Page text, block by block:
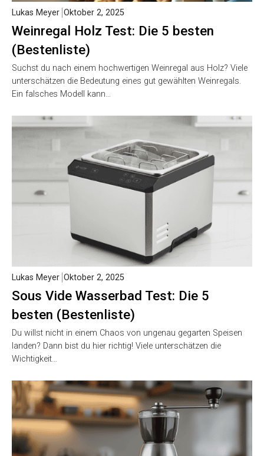
Weinregal Holz Test: Die 5 besten
(Bestenliste)
Lukas Meyer Oktober 2, 2025
Suchst du nach einem hochwertigen Weinregal aus Holz? Viele
unterschätzen die Bedeutung eines gut gewählten Weinregals.
Ein falsches Modell kann…
Sous Vide Wasserbad Test: Die 5
besten (Bestenliste)
Lukas Meyer Oktober 2, 2025
Du willst nicht in einem Chaos von ungenau gegarten Speisen
landen? Dann bist du hier richtig! Viele unterschätzen die
Wichtigkeit…